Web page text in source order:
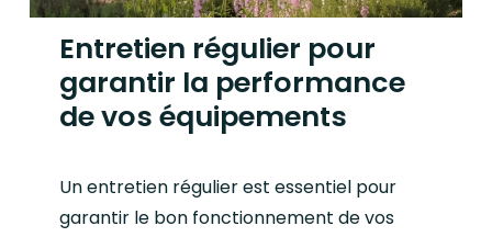
Entretien régulier pour
garantir la performance
de vos équipements
Un entretien régulier est essentiel pour
garantir le bon fonctionnement de vos